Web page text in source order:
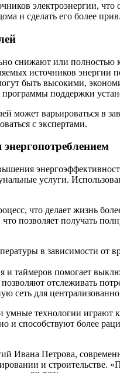
электроэнергии, что
и сделать его более
снижают или полностью
источников энергии
быть высокими,
поддержки
может варьироваться в
с экспертами.
услуги.
что делает жизнь
позволяет получать
в зависимости
и таймеров помогает
отслеживать
сеть для
технологии
и способствуют более
Ивана Петрова,
и строительстве.